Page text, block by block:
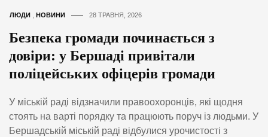
ЛЮДИ НОВИНИ 28 ТРАВНЯ, 2026
Безпека громади починається з
довіри: у Бершаді привітали
поліцейських офіцерів громади
У міській раді відзначили правоохоронців, які щодня
стоять на варті порядку та працюють поруч із людьми. У
Бершадській міській раді відбулися урочистості з